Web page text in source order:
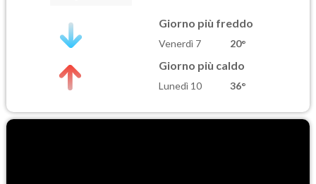
Giorno più freddo
Venerdì 7 20°
Giorno più caldo
Lunedì 10 36°